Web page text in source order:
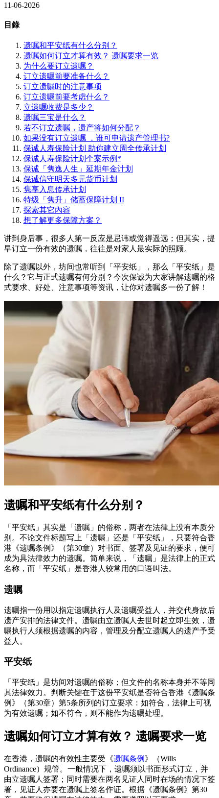
11-06-2026
目錄
遗嘱和平安纸有什么分别？
遗嘱如何订立才算有效？ 遗嘱要求一览
为什么要订立遗嘱？
订立遗嘱前要准备什么？
订立遗嘱时的注意事项
订立遗嘱前要考虑什么？
立遗嘱收费是多少？
遗嘱三宝是什么？
若不订立遗嘱，遗产将如何分配？
如果没有订立遗嘱 ，谁可申请遗产管理书?
保诚人寿保险计划 助你建立周全传承计划
保诚人寿保险计划个案示例*
保诚「隽逸人生」延期年金计划
保诚信守明天多元货币计划
隽享入息传承计划
特级「隽升」储蓄保障计划 II
探索其它內容
想了解更多保障方案？
讲到身后事，很多人第一反应是忌讳或觉得遥远；但其实，提
早订立一份有效的遗嘱，往往是对家人最实际的照顾。
除了遗嘱以外，坊间也常听到「平安纸」，那么「平安纸」是
什么？它与正式遗嘱有何分别？今次保诚为大家讲解遗嘱的格
式要求、好处、注意事项等资讯，让你对遗嘱多一份了解！
遗嘱和平安纸有什么分别？
「平安纸」其实是「遗嘱」的俗称，两者在法律上没有本质分
别。不论文件标题写上「遗嘱」还是「平安纸」，只要符合香
港《遗嘱条例》（第30章）对书面、签署及见证的要求，便可
成为具法律效力的遗嘱。简单来说，「遗嘱」是法律上的正式
名称，而「平安纸」是香港人较常用的口语叫法。
遗嘱
遗嘱指一份用以指定遗嘱执行人及遗嘱受益人，并交代身故后
遗产安排的法律文件。遗嘱由立遗嘱人去世时起立即生效，遗
嘱执行人须根据遗嘱的内容，管理及分配立遗嘱人的遗产予受
益人。
平安纸
「平安纸」是坊间对遗嘱的俗称；但文件的名称本身并不等同
其法律效力。判断关键在于这份平安纸是否符合香港《遗嘱条
例》（第30章）第5条所列的订立要求：如符合，法律上可视
为有效遗嘱；如不符合，则不能作为遗嘱处理。
遗嘱如何订立才算有效？ 遗嘱要求一览
在香港，遗嘱的有效性主要受《遗嘱条例 》（Wills
Ordinance）规管。一般情况下，遗嘱须以书面形式订立，并
由立遗嘱人签署；同时需要在两名见证人同时在场的情况下签
署，见证人亦要在遗嘱上签名作证。根据《遗嘱条例》第30